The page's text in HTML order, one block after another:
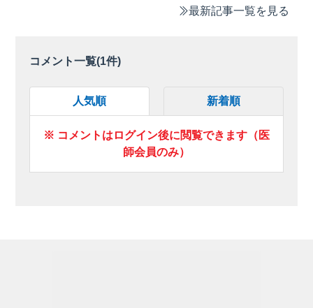
最新記事一覧を見る
コメント一覧(1件)
人気順 新着順
※ コメントはログイン後に閲覧できます（医
師会員のみ）